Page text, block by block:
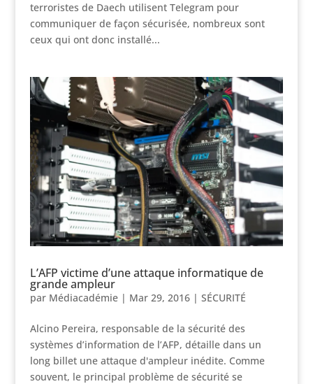
terroristes de Daech utilisent Telegram pour
communiquer de façon sécurisée, nombreux sont
ceux qui ont donc installé...
L’AFP victime d’une attaque informatique de
grande ampleur
par Médiacadémie| Mar 29, 2016| SÉCURITÉ
Alcino Pereira, responsable de la sécurité des
systèmes d’information de l’AFP, détaille dans un
long billet une attaque d'ampleur inédite. Comme
souvent, le principal problème de sécurité se